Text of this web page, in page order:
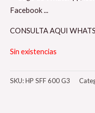
CONSULTA AQUI
Sin existencias
SKU:HP SFF 600 G3